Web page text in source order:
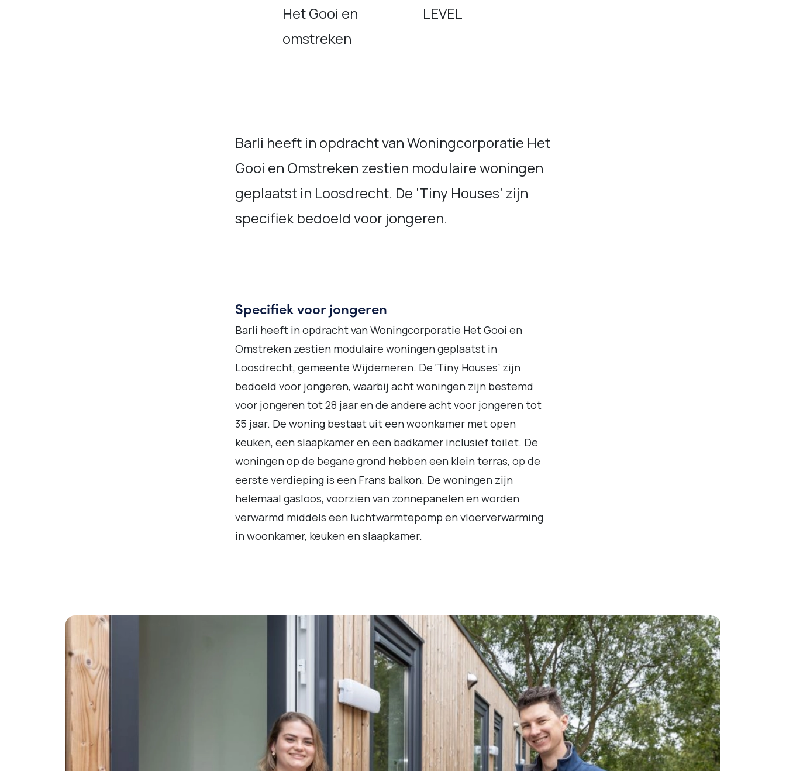
Het Gooi en
omstreken
LEVEL
Barli heeft in opdracht van Woningcorporatie Het
Gooi en Omstreken zestien modulaire woningen
geplaatst in Loosdrecht. De ‘Tiny Houses’ zijn
specifiek bedoeld voor jongeren.
Specifiek voor jongeren
Barli heeft in opdracht van Woningcorporatie Het Gooi en
Omstreken zestien modulaire woningen geplaatst in
Loosdrecht, gemeente Wijdemeren. De ‘Tiny Houses’ zijn
bedoeld voor jongeren, waarbij acht woningen zijn bestemd
voor jongeren tot 28 jaar en de andere acht voor jongeren tot
35 jaar. De woning bestaat uit een woonkamer met open
keuken, een slaapkamer en een badkamer inclusief toilet. De
woningen op de begane grond hebben een klein terras, op de
eerste verdieping is een Frans balkon. De woningen zijn
helemaal gasloos, voorzien van zonnepanelen en worden
verwarmd middels een luchtwarmtepomp en vloerverwarming
in woonkamer, keuken en slaapkamer.